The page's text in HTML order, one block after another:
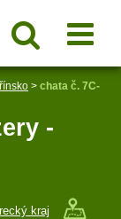
> chata č. 7C-
-
kraj